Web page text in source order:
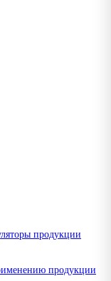
продукции
продукции